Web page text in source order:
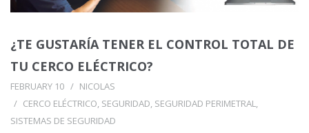
¿TE GUSTARÍA TENER EL CONTROL TOTAL DE
TU CERCO ELÉCTRICO?
FEBRUARY 10
NICOLAS
CERCO ELÉCTRICO, SEGURIDAD, SEGURIDAD PERIMETRAL,
SISTEMAS DE SEGURIDAD